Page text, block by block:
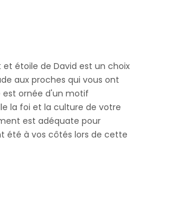
étoile de David est un choix
aux proches qui vous ont
ornée d'un motif
la foi et la culture de votre
est adéquate pour
été à vos côtés lors de cette